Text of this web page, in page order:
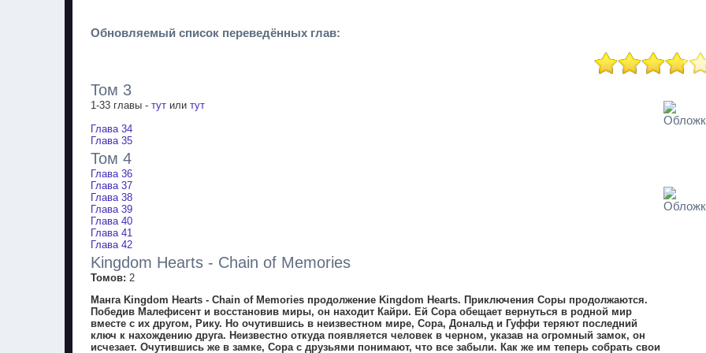
Обновляемый список переведённых глав:
Том 3
1-33 главы - тут или тут
Глава 34
Глава 35
Том 4
Глава 36
Глава 37
Глава 38
Глава 39
Глава 40
Глава 41
Глава 42
Kingdom Hearts - Chain of Memories
Томов: 2
Манга Kingdom Hearts - Chain of Memories продолжение Kingdom Hearts. Приключения Соры продолжаются.
Победив Малефисент и восстановив миры, он находит Кайри. Ей Сора обещает вернуться в родной мир
вместе с их другом, Рику. Но очутившись в неизвестном мире, Сора, Дональд и Гуффи теряют последний
ключ к нахождению друга. Неизвестно откуда появляется человек в черном, указав на огромный замок, он
исчезает. Очутившись же в замке, Сора с друзьями понимают, что все забыли. Как же им теперь собрать свои